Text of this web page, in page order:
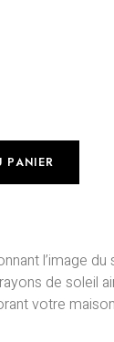
PANIER
l’image du
de soleil
votre